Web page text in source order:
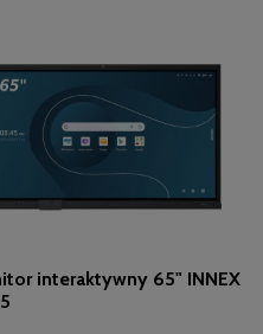
interaktywny 65" INNEX